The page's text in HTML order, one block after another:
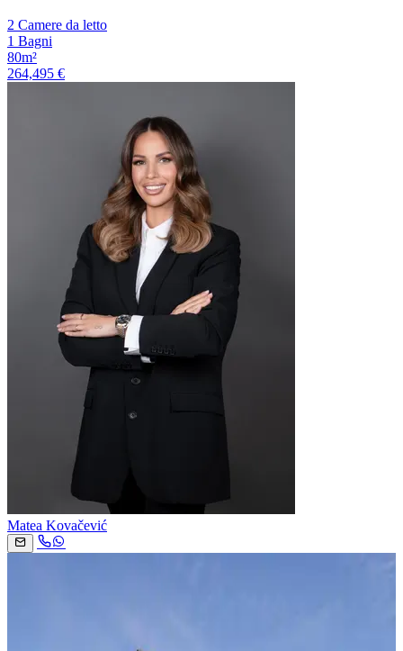
2 Camere da letto
1 Bagni
80m²
264,495 €
Matea Kovačević